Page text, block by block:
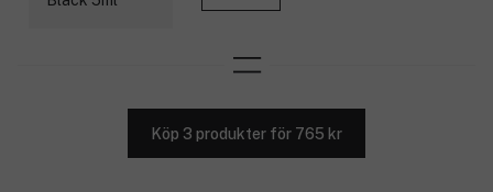
Köp 3 produkter för 765 kr